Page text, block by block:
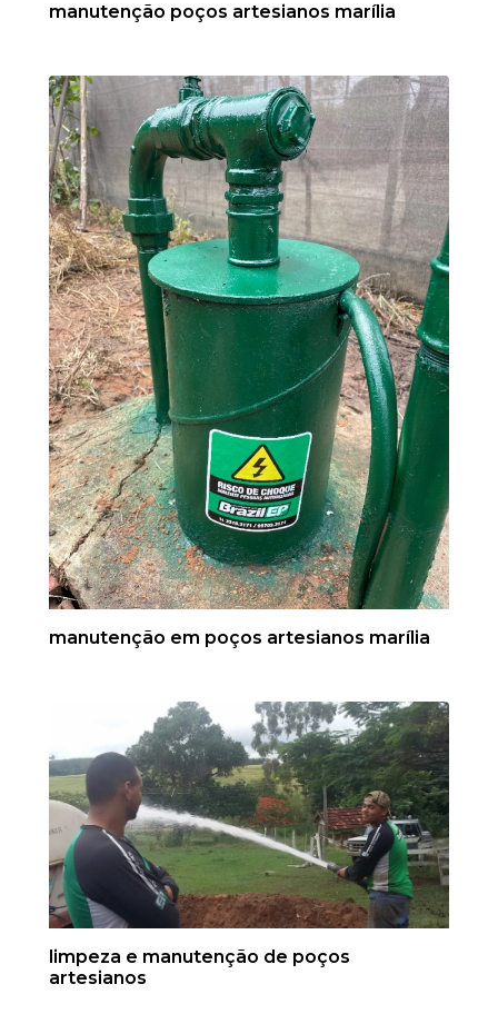
manutenção poços artesianos marília
manutenção em poços artesianos marília
limpeza e manutenção de poços
artesianos